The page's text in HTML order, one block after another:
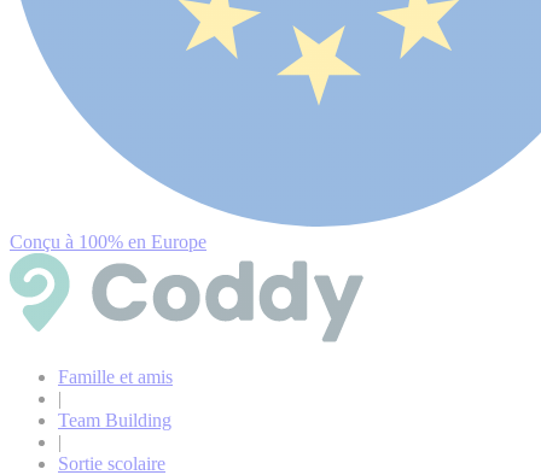
Conçu à 100% en Europe
Famille et amis
|
Team Building
|
Sortie scolaire